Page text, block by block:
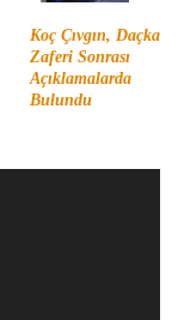
Koç Çıvgın, Daçka
Zaferi Sonrası
Açıklamalarda
Bulundu